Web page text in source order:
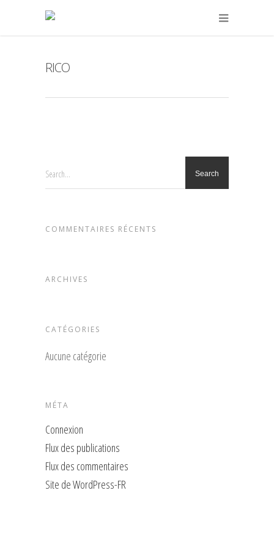
RICO
Search...
COMMENTAIRES RÉCENTS
ARCHIVES
CATÉGORIES
Aucune catégorie
MÉTA
Connexion
Flux des publications
Flux des commentaires
Site de WordPress-FR